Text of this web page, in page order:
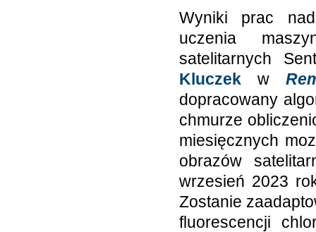
Wyniki prac
uczenia
satelitarnych
Kluczek w
dopracowany
chmurze
miesięcznych
obrazów
wrzesień 2023
Zostanie
fluorescencji